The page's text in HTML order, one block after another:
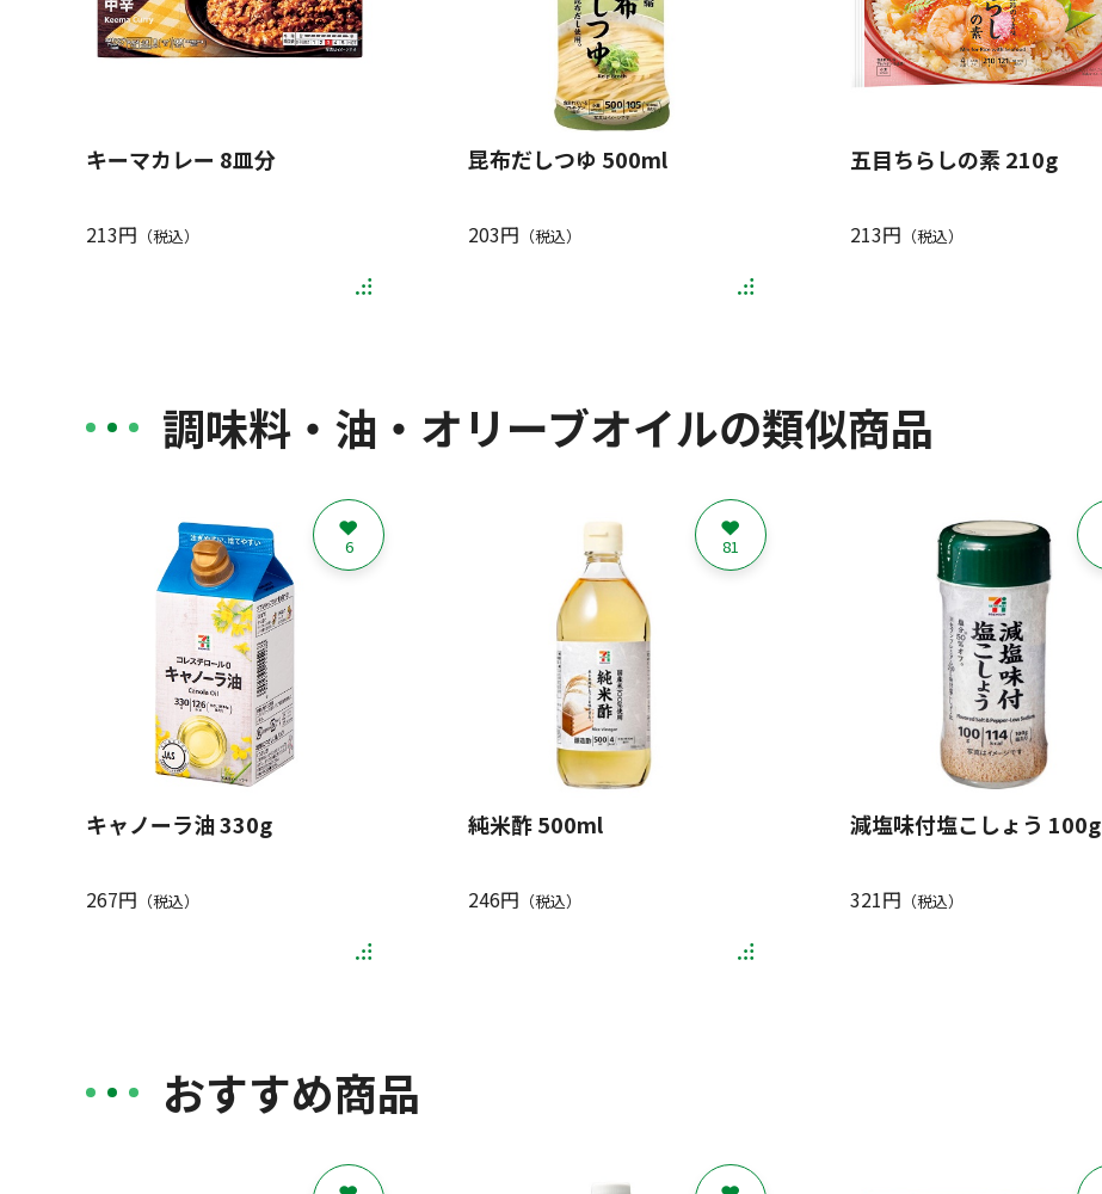
キーマカレー 8皿分
213円 （税込）
昆布だしつゆ 500ml
203円 （税込）
五目ちらしの素 210g
213円 （税込）
調味料・油・オリーブオイルの類似商品
キャノーラ油 330g
267円 （税込）
6
純米酢 500ml
246円 （税込）
81
減塩味付塩こしょう 100g
321円 （税込）
おすすめ商品